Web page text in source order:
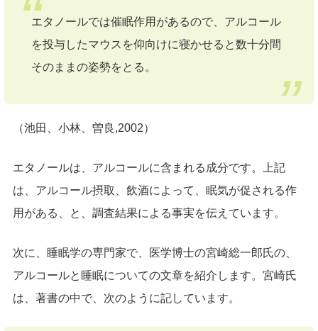
エタノールでは催眠作用があるので、アルコール
を投与したマウスを仰向けに寝かせると数十分間
そのままの姿勢をとる。
（池田、小林、曽良,2002）
エタノールは、アルコールに含まれる成分です。上記
は、アルコール摂取、飲酒によって、眠気が促される作
用がある、と、調査結果による事実を伝えています。
次に、睡眠学の専門家で、医学博士の宮崎総一郎氏の、
アルコールと睡眠についての文章を紹介します。宮崎氏
は、著書の中で、次のように記しています。